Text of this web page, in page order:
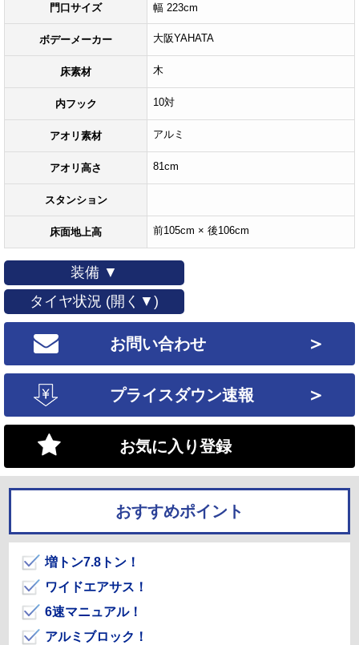
門口サイズ 幅 223cm
ボデーメーカー 大阪YAHATA
床素材 木
内フック 10対
アオリ素材 アルミ
アオリ高さ 81cm
スタンション
床面地上高 前105cm × 後106cm
装備 ▼
タイヤ状況 (開く▼)
お問い合わせ ＞
プライスダウン速報 ＞
お気に入り登録
おすすめポイント
増トン7.8トン！
ワイドエアサス！
6速マニュアル！
アルミブロック！